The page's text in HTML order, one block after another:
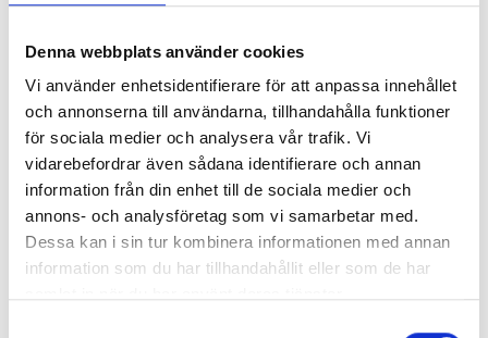
Denna webbplats använder cookies
Vi använder enhetsidentifierare för att anpassa innehållet
och annonserna till användarna, tillhandahålla funktioner
för sociala medier och analysera vår trafik. Vi
vidarebefordrar även sådana identifierare och annan
information från din enhet till de sociala medier och
annons- och analysföretag som vi samarbetar med.
Dessa kan i sin tur kombinera informationen med annan
information som du har tillhandahållit eller som de har
RAMBOX KIT
1 960
Välj alternativ
ORIGINAL GUMMIMATTOR
FRAM OCH BAK CREWCAB I 14-
24
Artikelnr:DO0161
4 610kr
Lägg i varukorg
Artikelnr:CV0247
Alternativ